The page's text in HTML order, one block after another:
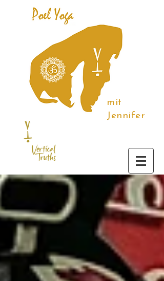
mit
Jennifer